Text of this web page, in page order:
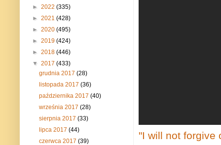
"I will not forgive
► 2022 (335)
► 2021 (428)
► 2020 (495)
► 2019 (424)
► 2018 (446)
▼ 2017 (433)
grudnia 2017(28)
listopada 2017(36)
października 2017(40)
września 2017(28)
sierpnia 2017(33)
lipca 2017(44)
czerwca 2017(39)